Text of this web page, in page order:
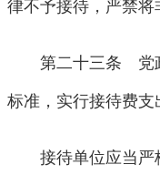
律不予接待，严禁将
第二十三条 党政
标准，实行接待费支
接待单位应当严